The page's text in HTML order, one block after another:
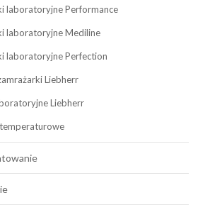
laboratoryjne Performance
laboratoryjne Mediline
laboratoryjne Perfection
Liebherr
Liebherr